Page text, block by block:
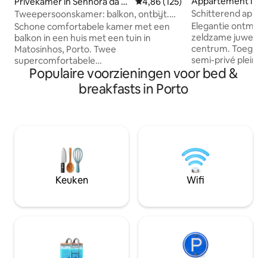
ora
Tweepersoonskamer: balkon, ontbijt.
Matosinhos
Schone comfortabele kamer met een
balkon in een huis met een tuin in
Matosinhos, Porto. Twee
supercomfortabele
eenpersoonsbedden die samen een
groot bed kunnen maken. Kleine bank.
Werkplek. Koelkast. Gemakkelijk
groot terras, pingpongtafel. Gratis wifi.
Complete badkamer (gedeeld). Er is ook
gratis parkeergelegenheid in de straat.
Ontbijt zelfbediening. Gratis verse
hele verblijf.
Schitterend
van het
Elegantie
zeldzame juweel
centrum.
semi-privé plein
stadsmarkten.
uitzicht op de
gemakken.
wifi,
elke kamer, lift
Betaald
Populaire voorzieningen voor bed &
breakfasts in Porto
Keuken Wifi